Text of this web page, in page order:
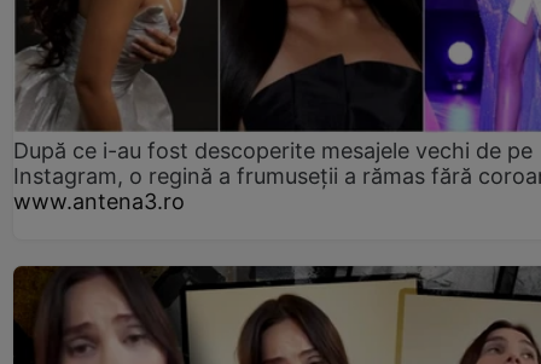
După ce i-au fost descoperite mesajele vechi de pe
Instagram, o regină a frumuseții a rămas fără
www.antena3.ro